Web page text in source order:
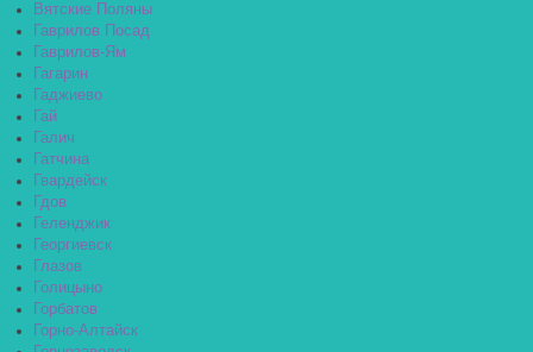
Вятские Поляны
Гаврилов Посад
Гаврилов-Ям
Гагарин
Гаджиево
Гай
Галич
Гатчина
Гвардейск
Гдов
Геленджик
Георгиевск
Глазов
Голицыно
Горбатов
Горно-Алтайск